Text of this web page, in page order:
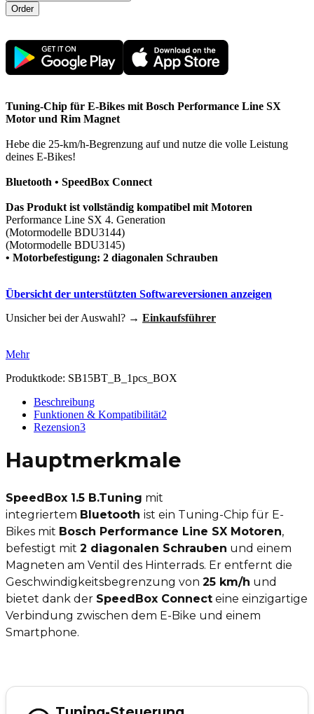
Tuning-Chip für E-Bikes mit Bosch Performance Line SX
Motor und Rim Magnet
Hebe die 25-km/h-Begrenzung auf und nutze die volle Leistung
deines E-Bikes!
Bluetooth • SpeedBox Connect
Das Produkt ist vollständig kompatibel mit Motoren
Performance Line SX 4. Generation
(Motormodelle BDU3144)
(Motormodelle BDU3145)
• Motorbefestigung: 2 diagonalen Schrauben
Übersicht der unterstützten Softwareversionen anzeigen
Unsicher bei der Auswahl? → Einkaufsführer
Mehr
Produktkode: SB15BT_B_1pcs_BOX
Beschreibung
Funktionen & Kompatibilität2
Rezension3
Hauptmerkmale
SpeedBox 1.5 B.Tuning mit
integriertem Bluetooth ist ein Tuning-Chip für E-
Bikes mit Bosch Performance Line SX Motoren,
befestigt mit 2 diagonalen Schrauben und einem
Magneten am Ventil des Hinterrads. Er entfernt die
Geschwindigkeitsbegrenzung von 25 km/h und
bietet dank der SpeedBox Connect eine einzigartige
Verbindung zwischen dem E-Bike und einem
Smartphone.